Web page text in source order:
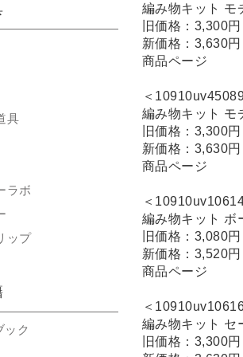
編み物キット モ
旧価格：3,300円
新価格：3,630円
商品ページ
＜
編み物キット モ
旧価格：3,300円
新価格：3,630円
商品ページ
＜
編み物キット ボ
旧価格：3,080円
新価格：3,520円
商品ページ
＜
編み物キット セ
旧価格：3,300円
具
ラボ
ップ
ック